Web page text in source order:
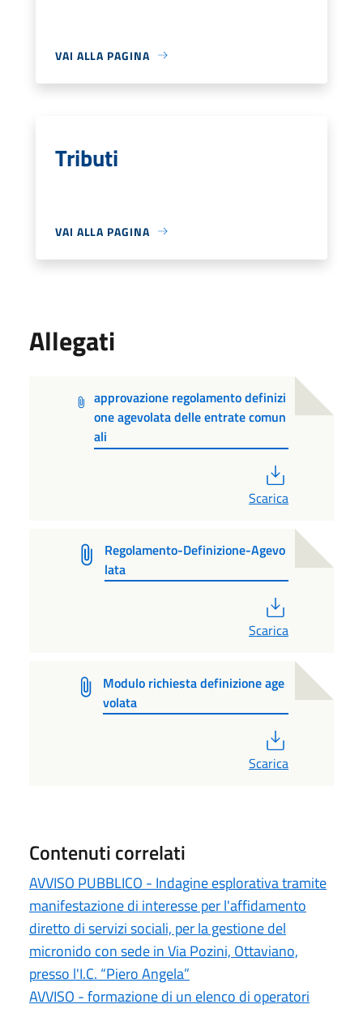
VAI ALLA PAGINA
Tributi
VAI ALLA PAGINA
Allegati
approvazione regolamento definizi
one agevolata delle entrate comun
ali
Scarica
Regolamento-Definizione-Agevo
lata
Scarica
Modulo richiesta definizione age
volata
Scarica
Contenuti correlati
AVVISO PUBBLICO - Indagine esplorativa tramite
manifestazione di interesse per l'affidamento
diretto di servizi sociali, per la gestione del
micronido con sede in Via Pozini, Ottaviano,
presso l'I.C. “Piero Angela”
AVVISO - formazione di un elenco di operatori